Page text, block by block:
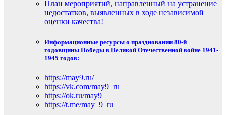
План мероприятий, направленный на устранение
недостатков, выявленных в ходе независимой
оценки качества!
Информационные ресурсы о праздновании 80-й
годовщины Победы в Великой Отечественной войне 1941-
1945 годов:
https://may9.ru/
https://vk.com/may9_ru
https://ok.ru/may9
https://t.me/may_9_ru